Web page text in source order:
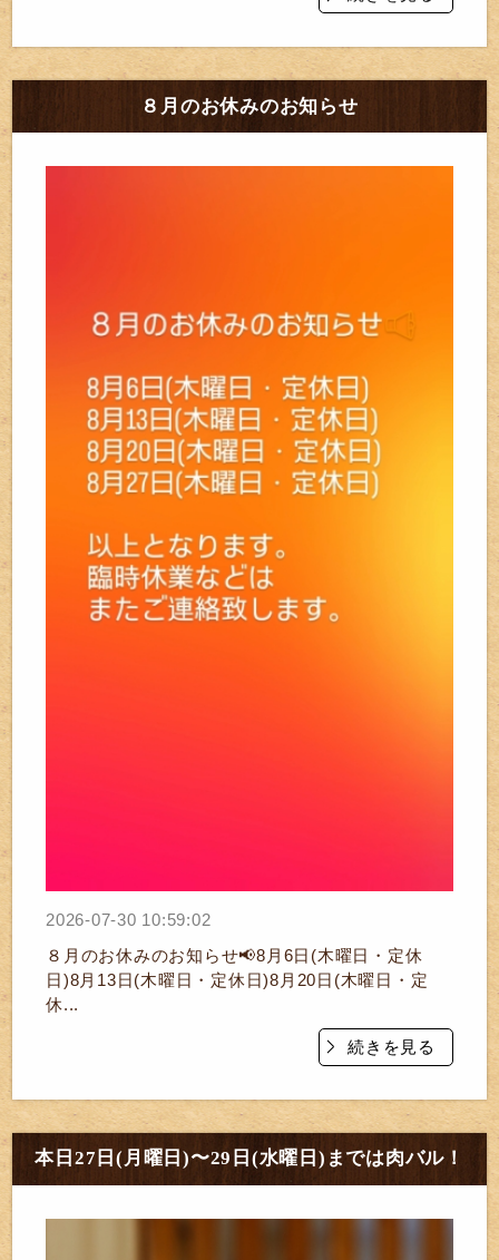
８月のお休みのお知らせ
2026-07-30 10:59:02
８月のお休みのお知らせ📢8月6日(木曜日・定休
日)8月13日(木曜日・定休日)8月20日(木曜日・定
休...
続きを見る
本日27日(月曜日)〜29日(水曜日)までは肉バル！